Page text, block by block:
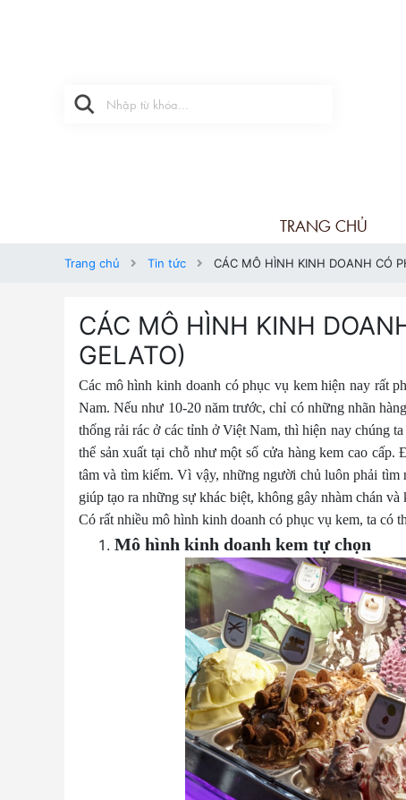
TRANG CHỦ
Trang chủ Tin tức CÁC MÔ HÌNH KINH DOANH CÓ
CÁC MÔ HÌNH KINH
GELATO)
Các mô hình kinh doanh có phục vụ kem hiện nay rất
Nam. Nếu như 10-20 năm trước, chỉ có những nhãn
thống rải rác ở các tỉnh ở Việt Nam, thì hiện nay chúng
thể sản xuất tại chỗ như một số cửa hàng kem cao
tâm và tìm kiếm. Vì vậy, những người chủ luôn phải tìm
giúp tạo ra những sự khác biệt, không gây nhàm chán
Có rất nhiều mô hình kinh doanh có phục vụ kem, ta có
Mô hình kinh doanh kem tự chọn